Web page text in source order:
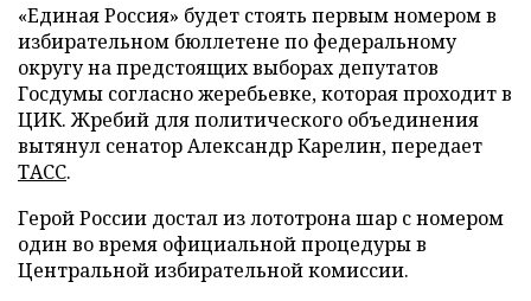
«Единая Россия» будет стоять первым номером в
избирательном бюллетене по федеральному
округу на предстоящих выборах депутатов
Госдумы согласно жеребьевке, которая проходит в
ЦИК. Жребий для политического объединения
вытянул сенатор Александр Карелин, передает
ТАСС.
Герой России достал из лототрона шар с номером
один во время официальной процедуры в
Центральной избирательной комиссии.